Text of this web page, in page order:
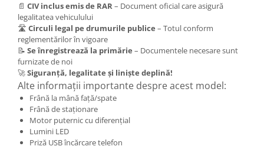
Scooter 4 Ultra
Piese Xiaomi Scooter 5
Piese Xiaomi Scooter Elite
Piese Xiaomi Scooter 5 PLUS
Piese Xiaomi Scooter 5 PRO
Piese Xiaomi Scooter 5 MAX
Piese Xiaomi Scooter 6 PRO
Piese Xiaomi Scooter 6 MAX
Piese Xiaomi Scooter 6
Scooter 4 Lite
📄 CIV inclus emis de RAR– Document oficial care asigură
legalitatea vehiculului
🛣️ Circuli legal pe drumurile publice – Totul conform
reglementărilor în vigoare
📝 Se înregistrează la primărie – Documentele necesare sunt
furnizate de noi
🚀Siguranță, legalitate și liniște deplină!
Alte informații importante despre acest model:
Frână la mână față/spate
Frână de staționare
Motor puternic cu diferențial
Lumini LED
Priză USB încărcare telefon